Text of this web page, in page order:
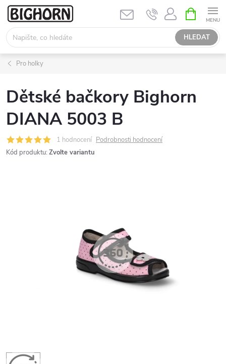
Přejít
obsah
HLEDAT
NÁKUPNÍ
KOŠÍK
Pro holky
Dětské bačkory Bighorn
DIANA 5003 B
1 hodnocení Podrobnosti hodnocení
Kód produktu: Zvolte variantu